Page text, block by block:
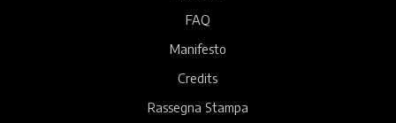
FAQ
Manifesto
Credits
Rassegna Stampa